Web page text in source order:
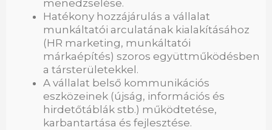
menedzselése.
Hatékony hozzájárulás a vállalat
munkáltatói arculatának kialakításához
(HR marketing, munkáltatói
márkaépítés) szoros együttműködésben
a társterületekkel.
A vállalat belső kommunikációs
eszközeinek (újság, információs és
hirdetőtáblák stb.) működtetése,
karbantartása és fejlesztése.